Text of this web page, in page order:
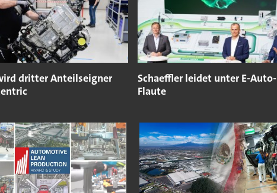
dritter Anteilseigner
Schaeffler leidet unter E-Auto-
Flaute